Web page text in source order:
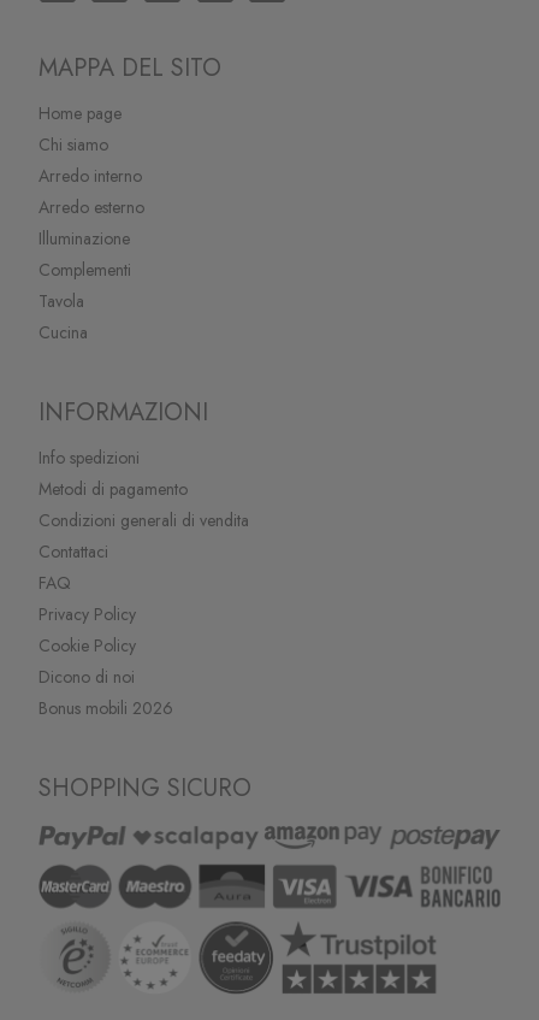
MAPPA DEL SITO
Home page
Chi siamo
Arredo interno
Arredo esterno
Illuminazione
Complementi
Tavola
Cucina
INFORMAZIONI
Info spedizioni
Metodi di pagamento
Condizioni generali di vendita
Contattaci
FAQ
Privacy Policy
Cookie Policy
Dicono di noi
Bonus mobili 2026
SHOPPING SICURO